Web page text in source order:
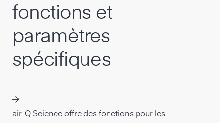
fonctions et
paramètres
spécifiques
air-Q Science offre des fonctions pour les